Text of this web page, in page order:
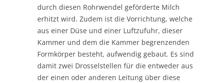
durch diesen Rohrwendel geförderte Milch
erhitzt wird. Zudem ist die Vorrichtung, welche
aus einer Düse und einer Luftzufuhr, dieser
Kammer und dem die Kammer begrenzenden
Formkörper besteht, aufwendig gebaut. Es sind
damit zwei Drosselstellen für die entweder aus
der einen oder anderen Leitung über diese